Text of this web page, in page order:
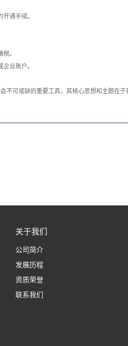
通手续。
。
业账户。
可或缺的重要工具，其核心思想和主题在
关于我们
公司简介
发展历程
资质荣誉
联系我们